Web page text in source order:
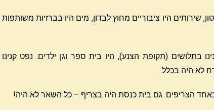
שירותים היו ציבוריים מחוץ לבדון, מים היו בברזיות משותפות
בתלושים (תקופת הצנע), היו בית ספר וגן ילדים. נפט קנינו
לא היה בכלל.
הצריפים. גם בית כנסת היה בצריף – כל השאר לא היה!